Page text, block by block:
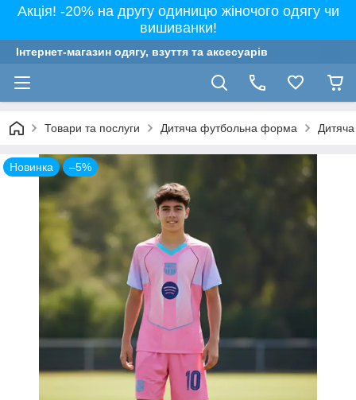
Акція! -20% на другу одиницю жіночого одягу чи
вишиванки!
Інтернет-магазин одягу, взуття та аксесуарів
Товари та послуги Дитяча футбольна форма
Новинка –5%